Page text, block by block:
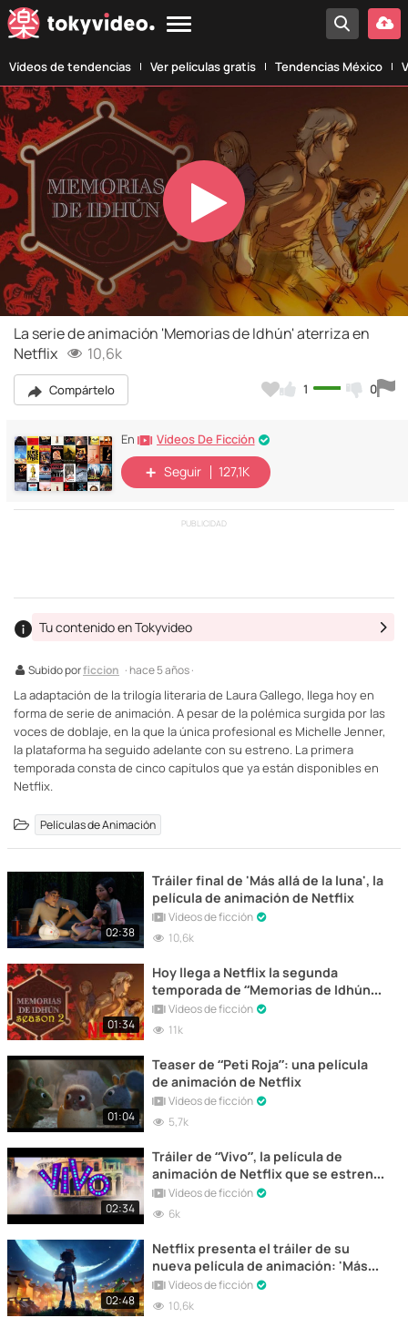
Vídeos de tendencias Ver películas gratis Tendencias México
Play
Video
La serie de animación 'Memorias de Idhún' aterriza en
Netflix
10,6k
Compártelo 1 0
En Vídeos De Ficción
Seguir 127,1K
PUBLICIDAD
Subido porficcion · hace 5 años ·
Tu contenido en Tokyvideo
La adaptación de la trilogía literaria de Laura Gallego, llega hoy en
forma de serie de animación. A pesar de la polémica surgida por las
voces de doblaje, en la que la única profesional es Michelle Jenner,
la plataforma ha seguido adelante con su estreno. La primera
temporada consta de cinco capítulos que ya están disponibles en
Netflix.
Películas de Animación
02:38
Tráiler final de 'Más allá de la luna', la
película de animación de Netflix
Vídeos de ficción
10,6k
01:34
Hoy llega a Netflix la segunda
temporada de “Memorias de Idhún” |
Tráiler
Vídeos de ficción
11k
01:04
Teaser de “Peti Roja”: una película
de animación de Netflix
Vídeos de ficción
5,7k
02:34
Tráiler de “Vivo”, la película de
animación de Netflix que se estrena
hoyVídeos de ficción
6k
02:48
Netflix presenta el tráiler de su
nueva película de animación: 'Más
allá de la luna'
Vídeos de ficción
10,6k